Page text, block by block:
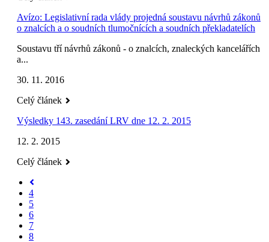
Avízo: Legislativní rada vlády projedná soustavu návrhů zákonů
o znalcích a o soudních tlumočnících a soudních překladatelích
Soustavu tří návrhů zákonů - o znalcích, znaleckých kancelářích
a...
30. 11. 2016
Celý článek
Výsledky 143. zasedání LRV dne 12. 2. 2015
12. 2. 2015
Celý článek
4
5
6
7
8